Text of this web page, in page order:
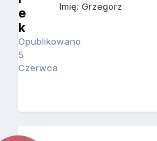
e
k
Opublikowano
5
Czerwca
Imię: Grzegorz